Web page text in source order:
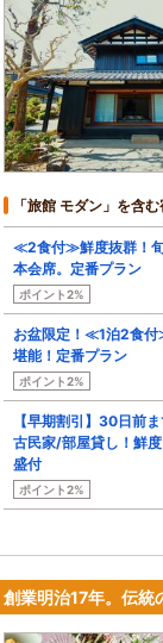
「旅館 モダン」を含
≪2食付≫鮮度抜群！
本会席。定番プラン
ポイント2%
お盆限定！≪1泊2食
堪能！定番プラン
ポイント2%
【早期割引】30日前
古民家/部屋貸し！鮮
盛付
ポイント2%
創業明治17年。伝統